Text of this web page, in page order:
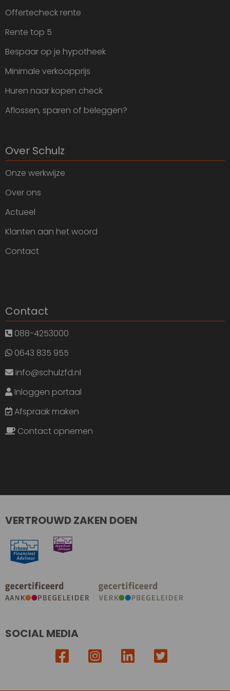
Offertecheck rente
Rente top 5
Bespaar op je hypotheek
Minimale verkoopprijs
Huren naar kopen check
Aflossen, sparen of beleggen?
Over Schulz
Onze werkwijze
Over ons
Actueel
Klanten aan het woord
Contact
Contact
088-4253000
0643 835 955
info@schulzfd.nl
Inloggen portaal
Afspraak maken
Contact opnemen
VERTROUWD ZAKEN DOEN
SOCIAL MEDIA